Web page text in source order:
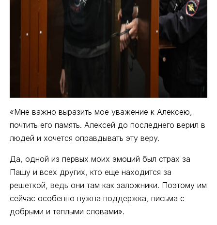
«Мне важно выразить мое уважение к Алексею,
почтить его память. Алексей до последнего верил в
людей и хочется оправдывать эту веру.
Да, одной из первых моих эмоций был страх за
Пашу и всех других, кто еще находится за
решеткой, ведь они там как заложники. Поэтому им
сейчас особенно нужна поддержка, письма с
добрыми и теплыми словами».